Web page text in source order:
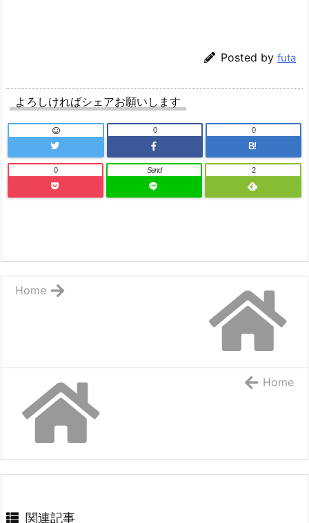
Posted by futa
よろしければシェアお願いします
0
B!
0
0 Send 2
Home
Home
関連記事